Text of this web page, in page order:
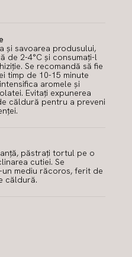
și savoarea produsului,
de 2-4°C și consumați-l
Se recomandă să fie
timp de 10-15 minute
aromele și
Evitați expunerea
căldură pentru a preveni
păstrați tortul pe o
cutiei. Se
mediu răcoros, ferit de
căldură.